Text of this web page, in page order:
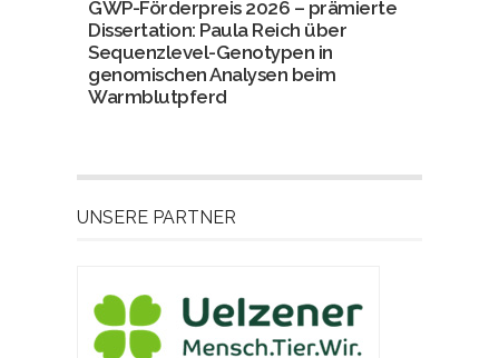
GWP-Förderpreis 2026 – prämierte
Dissertation: Paula Reich über
Sequenzlevel-Genotypen in
genomischen Analysen beim
Warmblutpferd
UNSERE PARTNER